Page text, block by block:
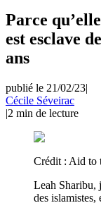
Parce
est esclave
ans
publié le 21/02/23|
Cécile Séveirac
|2 min de lecture
Crédit : Aid to
Leah Sharibu,
des islamistes,